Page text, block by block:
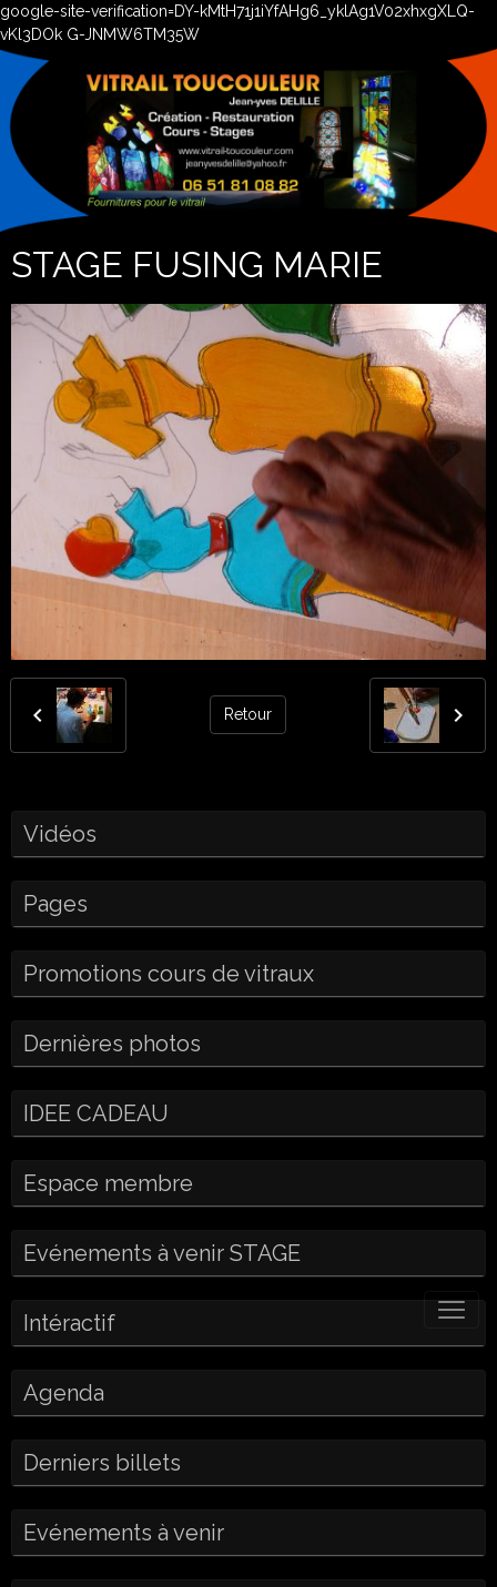
google-site-verification=DY-kMtH71j1iYfAHg6_yklAg1V02xhxgXLQ-
vKl3DOk G-JNMW6TM35W
STAGE FUSING MARIE
Retour
Vidéos
Pages
Promotions cours de vitraux
Dernières photos
IDEE CADEAU
Espace membre
Evénements à venir STAGE
Intéractif
Agenda
Derniers billets
Evénements à venir